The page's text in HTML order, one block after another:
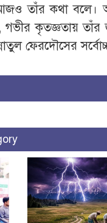
আজও তাঁর কথা
গভীর কৃতজ্ঞতায়
ফেরদৌসের